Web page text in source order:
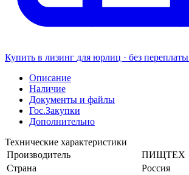
Купить в лизинг для юрлиц · без переплаты
Описание
Наличие
Документы и файлы
Гос.Закупки
Дополнительно
Технические характеристики
Производитель
ПИЩТЕХ
Страна
Россия